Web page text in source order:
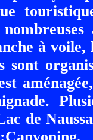
à
sont
de